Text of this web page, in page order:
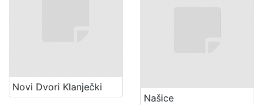
Našice
Novi Dvori Klanječki